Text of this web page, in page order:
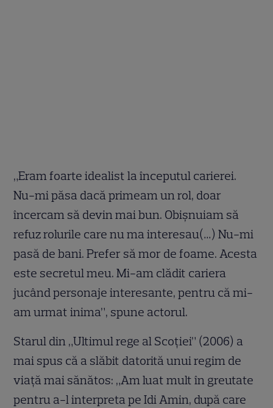
„Eram foarte idealist la începutul carierei.
Nu-mi păsa dacă primeam un rol, doar
încercam să devin mai bun. Obişnuiam să
refuz rolurile care nu ma interesau(…) Nu-mi
pasă de bani. Prefer să mor de foame. Acesta
este secretul meu. Mi-am clădit cariera
jucând personaje interesante, pentru că mi-
am urmat inima”, spune actorul.
Starul din „Ultimul rege al Scoţiei” (2006) a
mai spus că a slăbit datorită unui regim de
viaţă mai sănătos: „Am luat mult în greutate
pentru a-l interpreta pe Idi Amin, după care